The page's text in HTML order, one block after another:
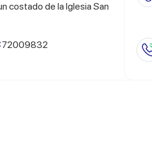
costado de la Iglesia San
72009832